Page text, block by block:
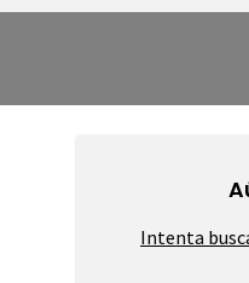
Intenta